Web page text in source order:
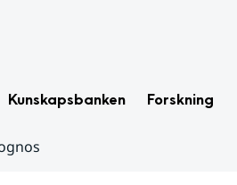
Kunskapsbanken Forskning